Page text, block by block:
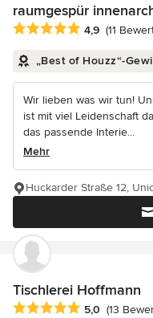
raumgespür
Durchschnittliche
4,9 (11
„Best of Houzz“-
Wir lieben was wir tun!
ist mit viel Leidenschaft
das passende Interie...
Mehr
Huckarder Straße 12,
Tischlerei Hoffmann
Durchschnittliche
5,0 (13